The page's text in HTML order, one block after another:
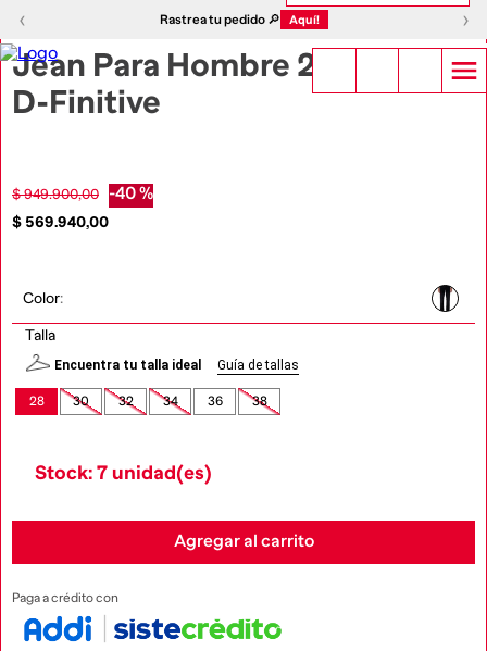
‹ Rastrea tu pedido 🔎 Aquí! ›
‹ ›
Jean Para Hombre 2023
D-Finitive
$ 949.900,00 -40 %
$ 569.940,00
Color:
Talla
Encuentra tu talla ideal Guía de tallas
28 30 32 34 36 38
Stock: 7 unidad(es)
Agregar al carrito
Paga a crédito con